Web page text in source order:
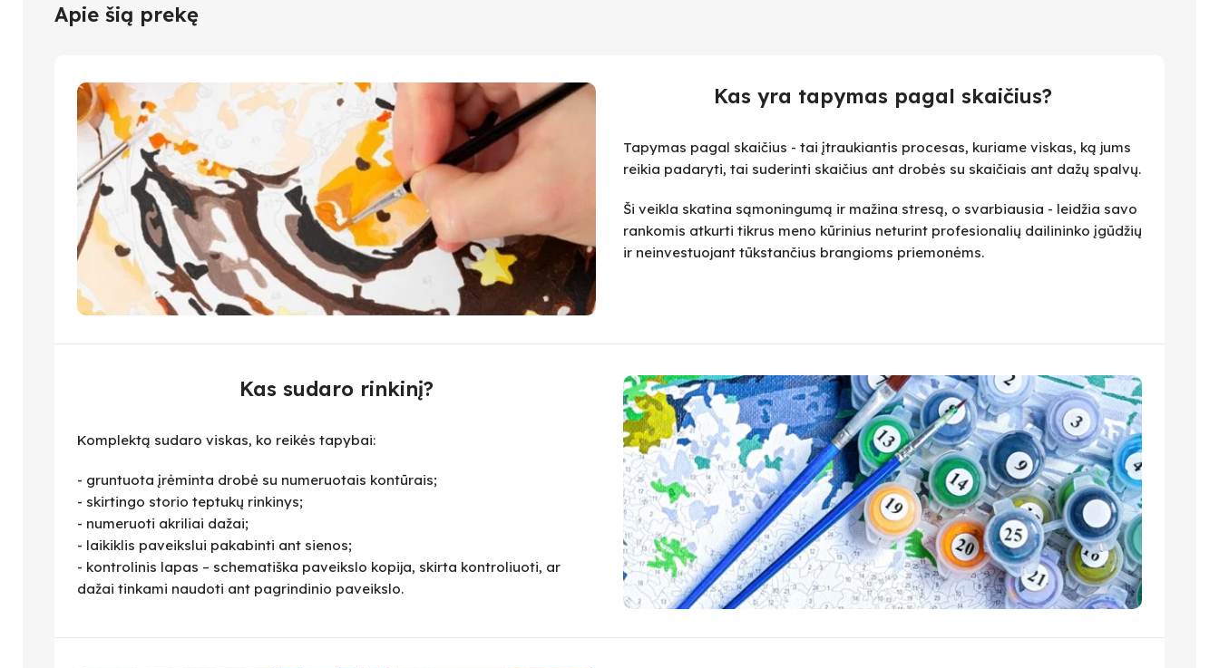
Apie šią prekę
Kas yra tapymas pagal skaičius?
Tapymas pagal skaičius - tai įtraukiantis procesas, kuriame viskas, ką jums
reikia padaryti, tai suderinti skaičius ant drobės su skaičiais ant dažų spalvų.
Ši veikla skatina sąmoningumą ir mažina stresą, o svarbiausia - leidžia savo
rankomis atkurti tikrus meno kūrinius neturint profesionalių dailininko įgūdžių
ir neinvestuojant tūkstančius brangioms priemonėms.
Kas sudaro rinkinį?
Komplektą sudaro viskas, ko reikės tapybai:
- gruntuota įrėminta drobė su numeruotais kontūrais;
- skirtingo storio teptukų rinkinys;
- numeruoti akriliai dažai;
- laikiklis paveikslui pakabinti ant sienos;
- kontrolinis lapas – schematiška paveikslo kopija, skirta kontroliuoti, ar
dažai tinkami naudoti ant pagrindinio paveikslo.